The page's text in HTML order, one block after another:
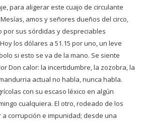
para aligerar este cuajo de circulante
amos y señores dueños del circo,
por sus sórdidas y despreciables
los dólares a 51.15 por uno, un leve
si esto se va de la mano. Se siente
Don calor: la incertidumbre, la zozobra, la
actual no habla, nunca habla.
con su escaso léxico en algún
cualquiera. El otro, rodeado de los
corrupción e impunidad; desde una